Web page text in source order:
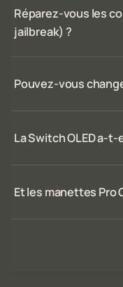
Réparez-vous les
jailbreak) ?
Pouvez-vous
La Switch OLED a-
Et les manettes Pro